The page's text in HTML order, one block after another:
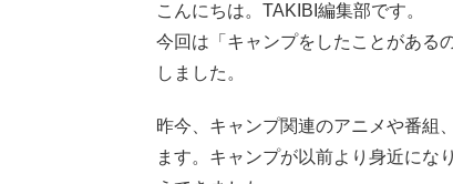
こんにちは。TAKIBI編集部です。
今回は「キャンプをしたことがある
しました。
昨今、キャンプ関連のアニメや番組
ます。キャンプが以前より身近にな